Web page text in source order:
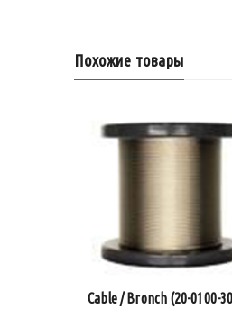
Похожие товары
Cable / Bronch (20-0100-